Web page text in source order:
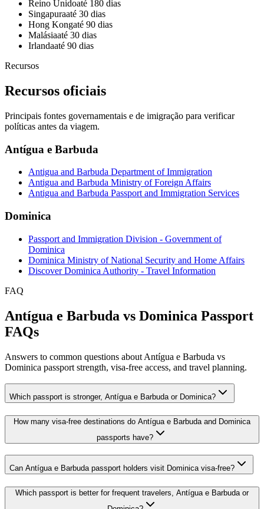
Reino Unidoaté 180 dias
Singapuraaté 30 dias
Hong Kongaté 90 dias
Malásiaaté 30 dias
Irlandaaté 90 dias
Recursos
Recursos oficiais
Principais fontes governamentais e de imigração para verificar
políticas antes da viagem.
Antígua e Barbuda
Antigua and Barbuda Department of Immigration
Antigua and Barbuda Ministry of Foreign Affairs
Antigua and Barbuda Passport and Immigration Services
Dominica
Passport and Immigration Division - Government of
Dominica
Dominica Ministry of National Security and Home Affairs
Discover Dominica Authority - Travel Information
FAQ
Antígua e Barbuda vs Dominica Passport
FAQs
Answers to common questions about Antígua e Barbuda vs
Dominica passport strength, visa-free access, and travel planning.
Which passport is stronger, Antígua e Barbuda or Dominica?
How many visa-free destinations do Antígua e Barbuda and Dominica
passports have?
Can Antígua e Barbuda passport holders visit Dominica visa-free?
Which passport is better for frequent travelers, Antígua e Barbuda or